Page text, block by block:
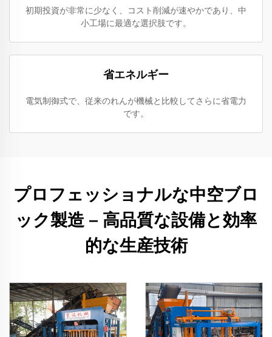
初期投資が非常に少なく、コスト削減が速やかであり、中
小工場に最適な選択肢です。
省エネルギー
電気制御式で、従来のれんが機械と比較してさらに省電力
です。
プロフェッショナルな中空ブロ
ック製造 – 高品質な設備と効率
的な生産技術